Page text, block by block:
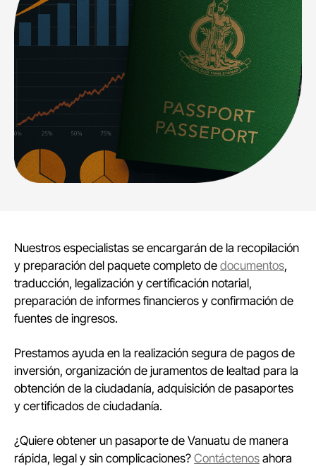
Nuestros especialistas se encargarán de la recopilación
y preparación del paquete completo de documentos,
traducción, legalización y certificación notarial,
preparación de informes financieros y confirmación de
fuentes de ingresos.
Prestamos ayuda en la realización segura de pagos de
inversión, organización de juramentos de lealtad para la
obtención de la ciudadanía, adquisición de pasaportes
y certificados de ciudadanía.
¿Quiere obtener un pasaporte de Vanuatu de manera
rápida, legal y sin complicaciones? Contáctenos ahora